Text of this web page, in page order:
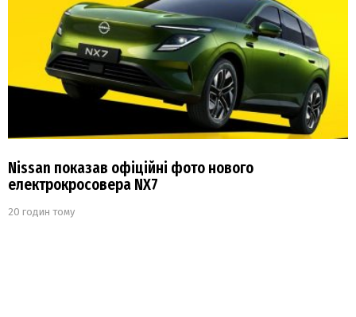
Nissan показав офіційні фото нового
електрокросовера NX7
20 годин тому